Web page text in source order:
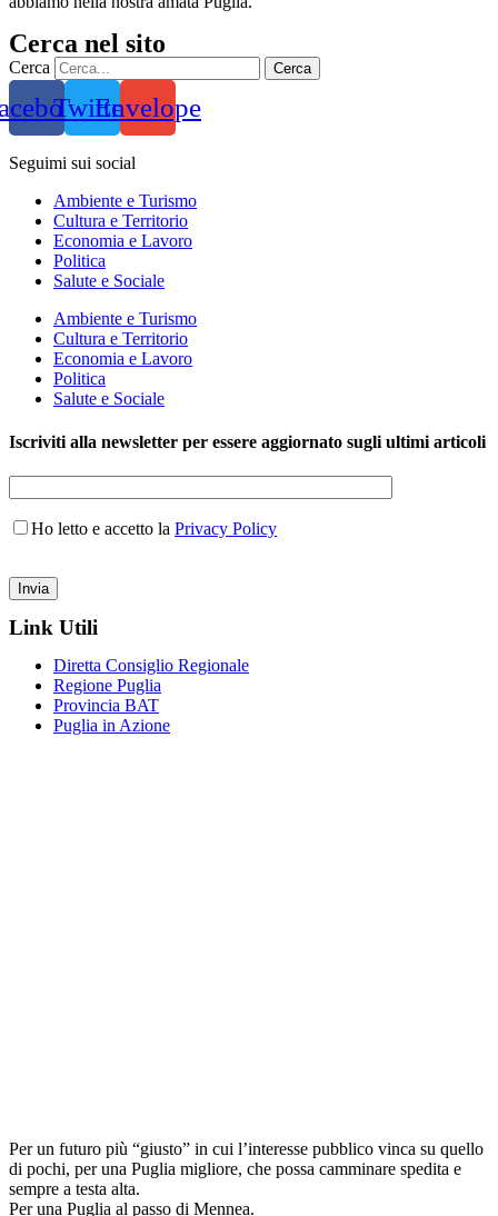
Cerca nel sito
Cerca Cerca
TwitterEnvelope
Seguimi sui social
Ambiente e Turismo
Cultura e Territorio
Economia e Lavoro
Politica
Salute e Sociale
Ambiente e Turismo
Cultura e Territorio
Economia e Lavoro
Politica
Salute e Sociale
Iscriviti alla newsletter per essere aggiornato sugli ultimi articoli
Ho letto e accetto la Privacy Policy
Link Utili
Diretta Consiglio Regionale
Regione Puglia
Provincia BAT
Puglia in Azione
Per un futuro più “giusto” in cui l’interesse pubblico vinca su quello
di pochi, per una Puglia migliore, che possa camminare spedita e
sempre a testa alta.
Per una Puglia al passo di Mennea.